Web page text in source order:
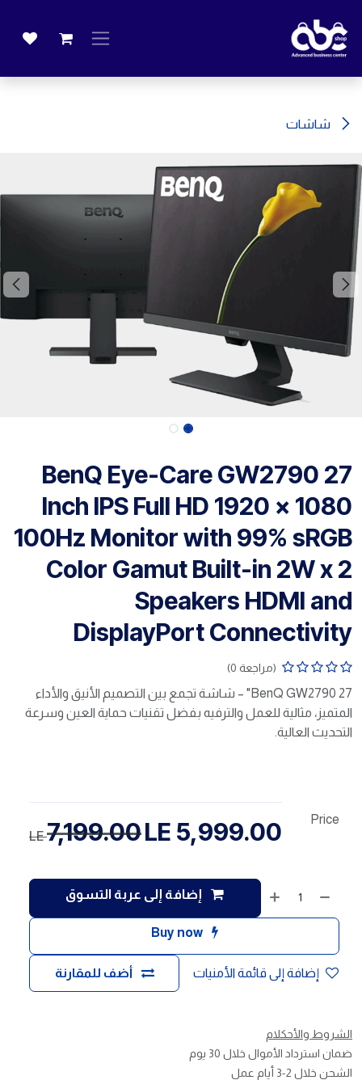
شاشات
BenQ Eye-Care GW2790 27
Inch IPS Full HD 1920 x 1080
100Hz Monitor with 99% sRGB
Color Gamut Built-in 2W x 2
Speakers HDMI and
DisplayPort Connectivity
(مراجعة 0)
BenQ GW2790 27" – شاشة تجمع بين التصميم الأنيق والأداء
المتميز، مثالية للعمل والترفيه بفضل تقنيات حماية العين وسرعة
التحديث العالية.
إضافة إلى عربة التسوق
Buy now
أضف للمقارنة إضافة إلى قائمة الأمنيات
Price
5,999.00
7,199.00
LE
الشروط والأحكلام
ضمان استرداد الأموال خلال 30 يوم
الشحن خلال 2-3 أيام عمل